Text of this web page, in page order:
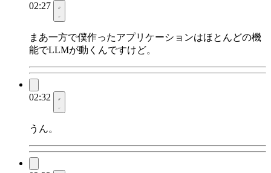
02:27
まあ一方で僕作ったアプリケーションはほとんどの機
能でLLMが動くんですけど。
02:32
うん。